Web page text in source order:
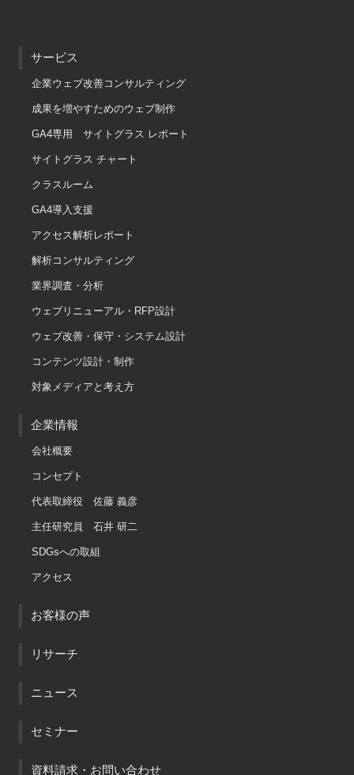
サービス
企業ウェブ改善コンサルティング
成果を増やすためのウェブ制作
GA4専用 サイトグラス レポート
サイトグラス チャート
クラスルーム
GA4導入支援
アクセス解析レポート
解析コンサルティング
業界調査・分析
ウェブリニューアル・RFP設計
ウェブ改善・保守・システム設計
コンテンツ設計・制作
対象メディアと考え方
企業情報
会社概要
コンセプト
代表取締役 佐藤 義彦
主任研究員 石井 研二
SDGsへの取組
アクセス
お客様の声
リサーチ
ニュース
セミナー
資料請求・お問い合わせ